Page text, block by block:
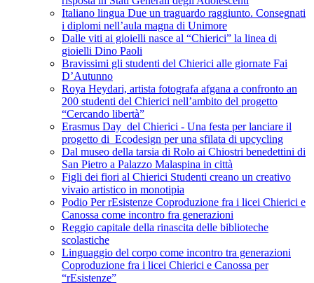
Italiano lingua Due un traguardo raggiunto. Consegnati
i diplomi nell’aula magna di Unimore
Dalle viti ai gioielli nasce al “Chierici” la linea di
gioielli Dino Paoli
Bravissimi gli studenti del Chierici alle giornate Fai
D’Autunno
Roya Heydari, artista fotografa afgana a confronto an
200 studenti del Chierici nell’ambito del progetto
“Cercando libertà”
Erasmus Day del Chierici - Una festa per lanciare il
progetto di Ecodesign per una sfilata di upcycling
Dal museo della tarsia di Rolo ai Chiostri benedettini di
San Pietro a Palazzo Malaspina in città
Figli dei fiori al Chierici Studenti creano un creativo
vivaio artistico in monotipia
Podio Per rEsistenze Coproduzione fra i licei Chierici e
Canossa come incontro fra generazioni
Reggio capitale della rinascita delle biblioteche
scolastiche
Linguaggio del corpo come incontro tra generazioni
Coproduzione fra i licei Chierici e Canossa per
“rEsistenze”